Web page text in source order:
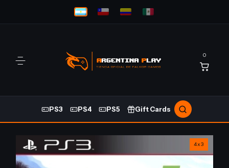
0
PS3 PS4 PS5 Gift Cards
4x3